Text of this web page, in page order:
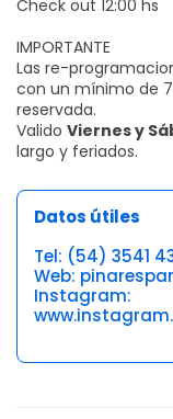
Check out 12:00 hs
IMPORTANTE
Las re-
con un mínimo de
reservada.
Valido Viernes y
largo y feriados.
Datos útiles
Tel: (54) 3541
Web:
Instagram: